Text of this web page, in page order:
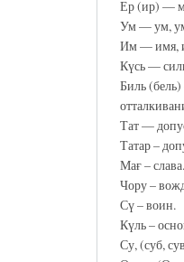
Ер (ир) —
Ум — ум,
Им — имя,
Күсь —
Биль (бель)
Тат —
Татар –
Мағ – слава.
Чору –
Сү – воин.
Күль –
Су, (суб,